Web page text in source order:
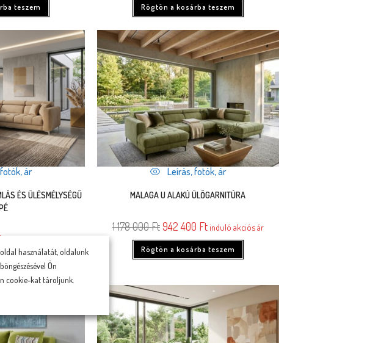
teszem Rögtön a kosárba teszem
ár
ÉS ÜLÉSMÉLYSÉGŰ
teszem
Leírás, fotók, ár
MALAGA U ALAKÚ ÜLŐGARNITÚRA
1 178 000Ft942 400 Ftinduló akciós ár
Rögtön a kosárba teszem
használatát, oldalunk
Ön
cookie-kat tároljunk.